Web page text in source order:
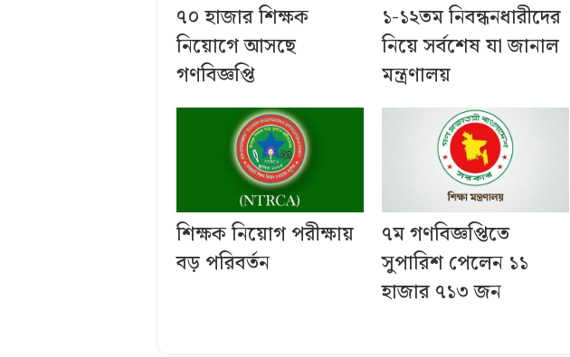
৭০ হাজার শিক্ষক
নিয়োগে আসছে
গণবিজ্ঞপ্তি
১-১২তম নিবন্ধনধারীদের
নিয়ে সর্বশেষ যা জানাল
মন্ত্রণালয়
শিক্ষক নিয়োগ পরীক্ষায়
বড় পরিবর্তন
৭ম গণবিজ্ঞপ্তিতে
সুপারিশ পেলেন ১১
হাজার ৭১৩ জন